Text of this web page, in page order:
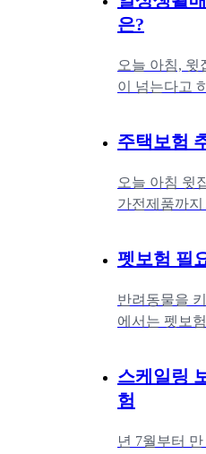
은?
오늘 아침, 윗
이 넘는다고
주택보험
오늘 아침 윗
가전제품까
펫보험 필
반려동물을
에서는 펫보
스케일링
험
년 7월부터